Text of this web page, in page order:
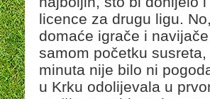
licence za drugu ligu.
domaće igrače i
samom početku
minuta nije bilo ni
u Krku odolijevala u